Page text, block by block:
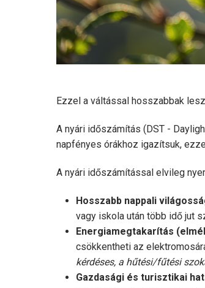
Ezzel a váltással hosszabbak
A nyári időszámítás (DST -
napfényes órákhoz igazítsuk,
A nyári időszámítással elvileg
Hosszabb nappali
vagy iskola után több idő jut
Energiamegtakarítás
csökkentheti az
kérdéses, a hűtési/fűtési
Gazdasági és turisztikai